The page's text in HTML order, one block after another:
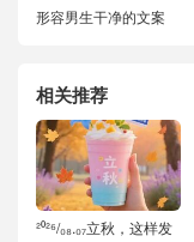
形容男生干净的文案
相关推荐
²⁰²⁶/₀₈.₀₇立秋，这样发